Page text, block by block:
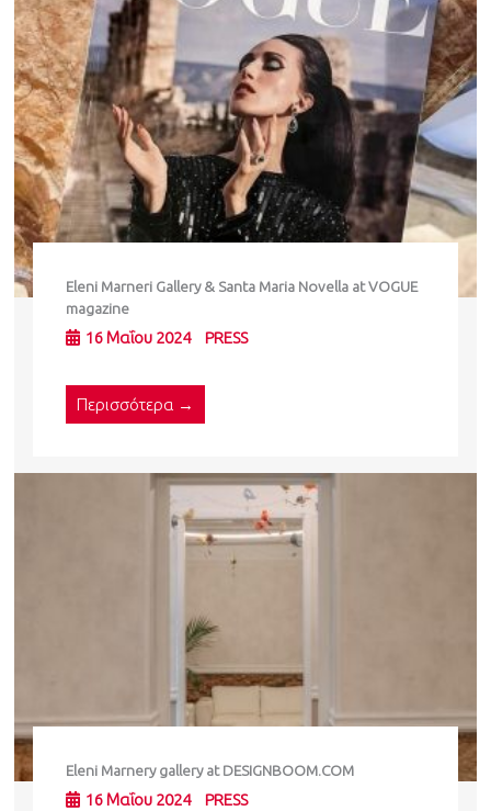
Eleni Marneri Gallery & Santa Maria Novella at VOGUE
magazine
16 Μαΐου 2024 PRESS
Περισσότερα →
Eleni Marnery gallery at DESIGNBOOM.COM
16 Μαΐου 2024 PRESS